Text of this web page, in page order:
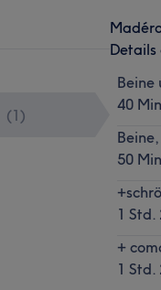
(1 )
Details
Beine
40
50
1 Std.
+
1 Std.